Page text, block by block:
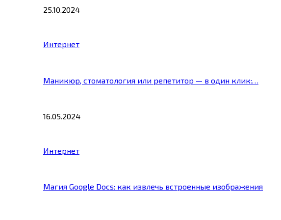
25.10.2024
Интернет
Маникюр, стоматология или репетитор — в один клик:…
16.05.2024
Интернет
Магия Google Docs: как извлечь встроенные изображения